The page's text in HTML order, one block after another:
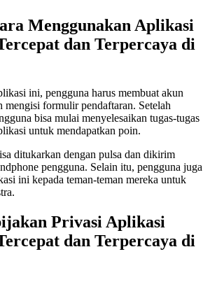
Menggunakan Aplikasi
dan Terpercaya di
ini, pengguna harus membuat akun
mengisi formulir pendaftaran. Setelah
bisa mulai menyelesaikan tugas-tugas
untuk mendapatkan poin.
ditukarkan dengan pulsa dan dikirim
pengguna. Selain itu, pengguna juga
ini kepada teman-teman mereka untuk
Privasi Aplikasi
dan Terpercaya di